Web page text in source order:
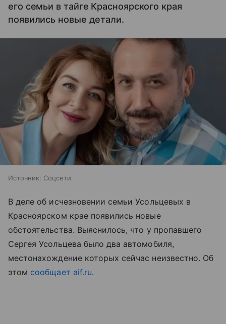
его семьи в тайге Красноярского края
появились новые детали.
Источник: Соцсети
В деле об исчезновении семьи Усольцевых в
Красноярском крае появились новые
обстоятельства. Выяснилось, что у пропавшего
Сергея Усольцева было два автомобиля,
местонахождение которых сейчас неизвестно. Об
этом сообщает aif.ru.